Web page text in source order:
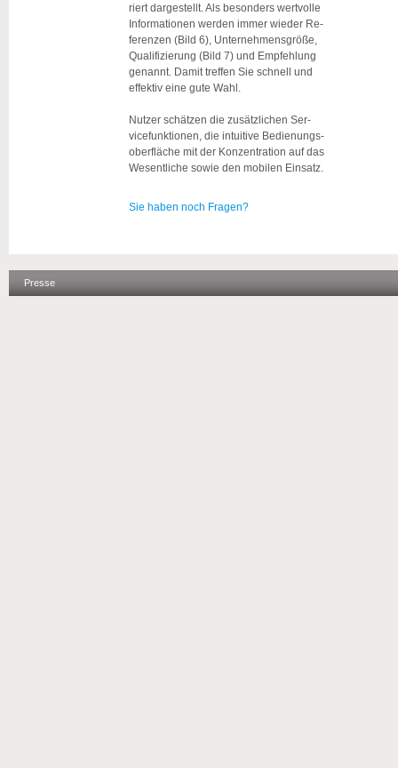
riert dar­ge­stellt. Als be­son­ders wert­vol­le
In­for­ma­tio­nen wer­den immer wie­der Re­
fe­ren­zen (Bild 6), Un­ter­neh­mens­grö­ße,
Qua­li­fi­zie­rung (Bild 7) und Emp­feh­lung
ge­nannt. Damit tref­fen Sie schnell und
ef­fek­tiv eine gute Wahl.
Nut­zer schät­zen die zu­sätz­li­chen Ser­
vice­funk­tio­nen, die in­tui­ti­ve Be­die­nungs­
ober­flä­che mit der Kon­zen­tra­ti­on auf das
We­sent­li­che sowie den mo­bi­len Ein­satz.
Sie haben noch Fragen?
Presse